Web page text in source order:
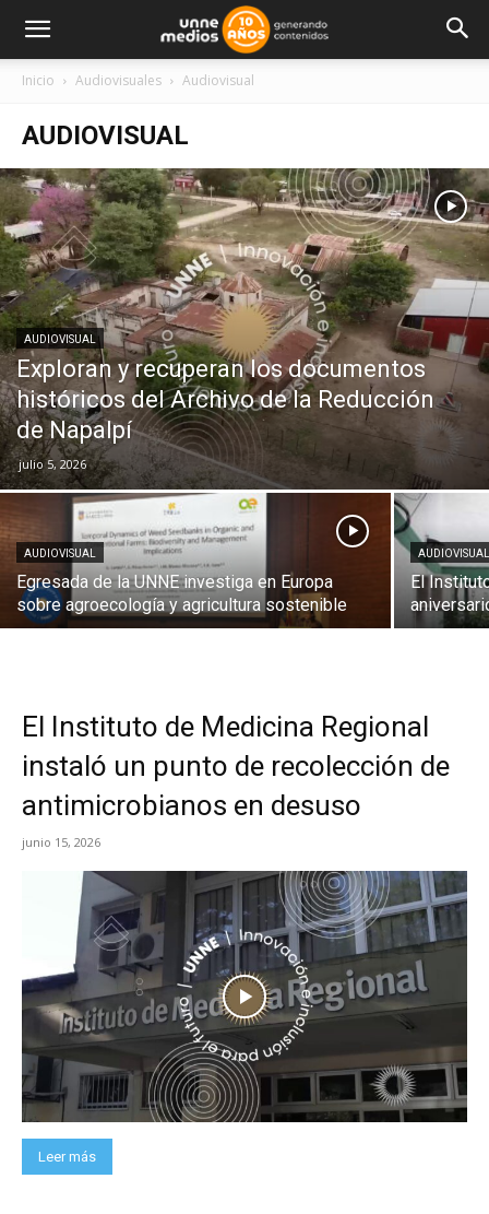
Inicio Audiovisuales Audiovisual
AUDIOVISUAL
AUDIOVISUAL
Exploran y recuperan los documentos
históricos del Archivo de la Reducción
de Napalpí
julio 5, 2026
AUDIOVISUAL
Egresada de la UNNE investiga en Europa
sobre agroecología y agricultura sostenible
El
El Instituto de Medicina Regional
instaló un punto de recolección de
antimicrobianos en desuso
junio 15, 2026
Leer más